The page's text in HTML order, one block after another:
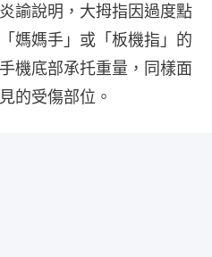
諭說明，大拇指因過度點
媽媽手」或「板機指」的
機底部承托重量，同樣面
的受傷部位。